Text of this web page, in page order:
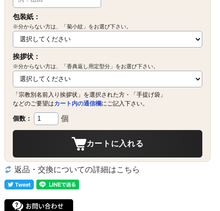
包装紙：
※分からない方は、「菊小紋」をお選び下さい。
挨拶状：
※分からない方は、「香典返し用定型分」をお選び下さい。
「宗教別名前入り挨拶状」を選択された方・「手提げ袋」
などのご要望はカート内の通信欄にご記入下さい。
個数： 個
カートに入れる
返品・交換についての詳細はこちら